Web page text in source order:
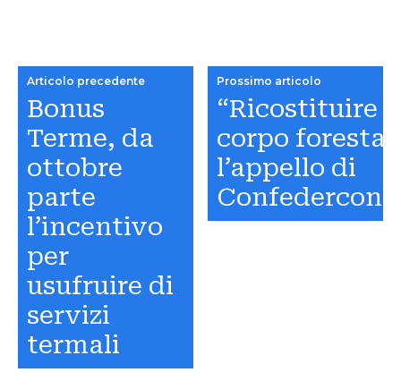
Articolo precedente
Bonus
Terme, da
ottobre
parte
l’incentivo
per
usufruire di
servizi
termali
Prossimo articolo
“Ricostituire
corpo
l’appello di